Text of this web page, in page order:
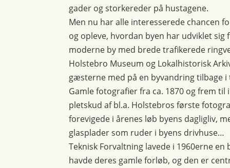
gader og storkereder på hustagene.
Men nu har alle interesserede chancen
og opleve, hvordan byen har udviklet
moderne by med brede trafikerede
Holstebro Museum og Lokalhistorisk
gæsterne med på en byvandring tilbage
Gamle fotografier fra ca. 1870 og frem
pletskud af bl.a. Holstebros første
forevigede i årenes løb byens dagligliv,
glasplader som ruder i byens drivhuse…
Teknisk Forvaltning lavede i 1960erne
havde deres gamle forløb, og den er